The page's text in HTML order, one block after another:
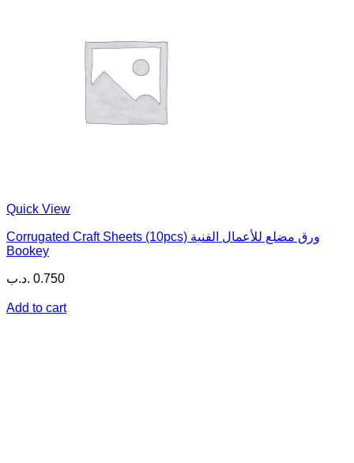
Quick View
Corrugated Craft Sheets (10pcs) ورق مضلع للأعمال الفنية
Bookey
0.750 .د.ب
Add to cart